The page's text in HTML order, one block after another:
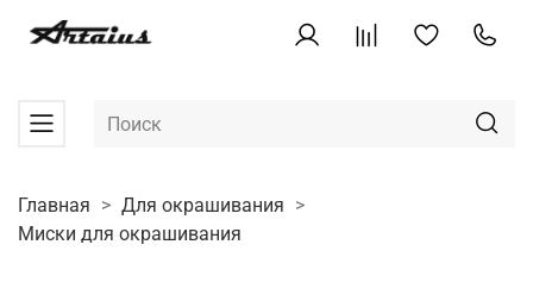
Главная
Для окрашивания
Миски для окрашивания